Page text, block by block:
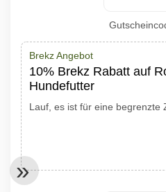
Brekz Angebot
10% Brekz Rabatt auf
Hundefutter
Lauf, es ist für eine begrenzte